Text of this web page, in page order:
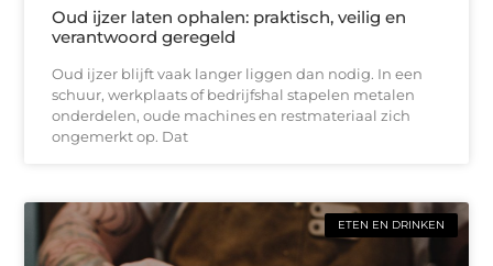
Oud ijzer laten ophalen: praktisch, veilig en
verantwoord geregeld
Oud ijzer blijft vaak langer liggen dan nodig. In een
schuur, werkplaats of bedrijfshal stapelen metalen
onderdelen, oude machines en restmateriaal zich
ongemerkt op. Dat
ETEN EN DRINKEN